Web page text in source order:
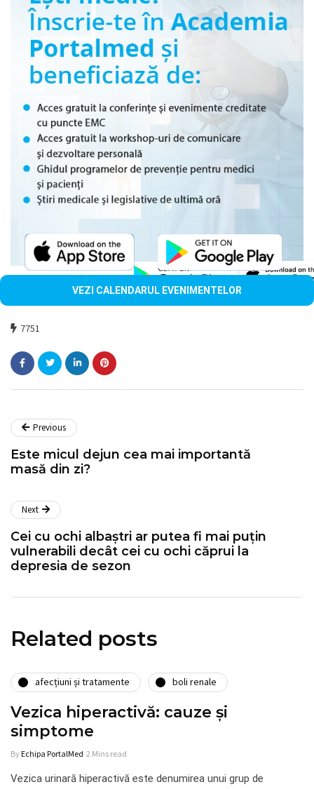
VEZI CALENDARUL EVENIMENTELOR
7751
Previous
Este micul dejun cea mai importantă
masă din zi?
Next
Cei cu ochi albaștri ar putea fi mai puțin
vulnerabili decât cei cu ochi căprui la
depresia de sezon
Related posts
afecțiuni și tratamente boli renale
Vezica hiperactivă: cauze și
simptome
By Echipa PortalMed 2 Mins read
Vezica urinară hiperactivă este denumirea unui grup de